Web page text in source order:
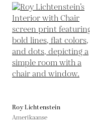
Roy Lichtenstein
Amerikaanse